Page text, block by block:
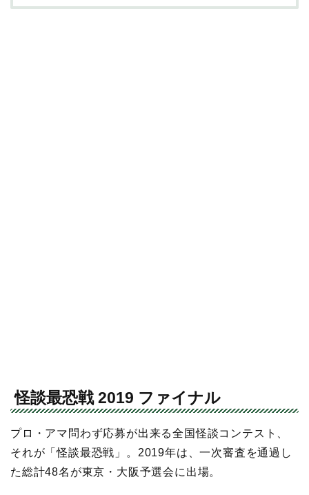
怪談最恐戦 2019 ファイナル
プロ・アマ問わず応募が出来る全国怪談コンテスト、
それが「怪談最恐戦」。2019年は、一次審査を通過し
た総計48名が東京・大阪予選会に出場。